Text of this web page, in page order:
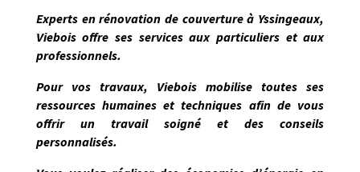
Experts enrénovation de couvertureà Yssingeaux,
Vieboisoffre ses services aux particuliers et aux
professionnels.
Pour vos travaux, Viebois mobilise toutes ses
ressources humaines et techniques afin de vous
offrir un travail soigné et des conseils
personnalisés.